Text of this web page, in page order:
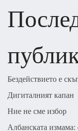
Бездействието е
Дигиталният капан
Ние не сме избор
Албанската измама: